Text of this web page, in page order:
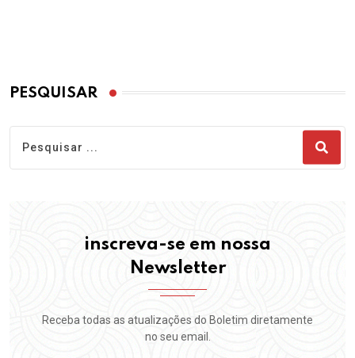
PESQUISAR
inscreva-se em nossa
Newsletter
Receba todas as atualizações do Boletim diretamente
no seu email.